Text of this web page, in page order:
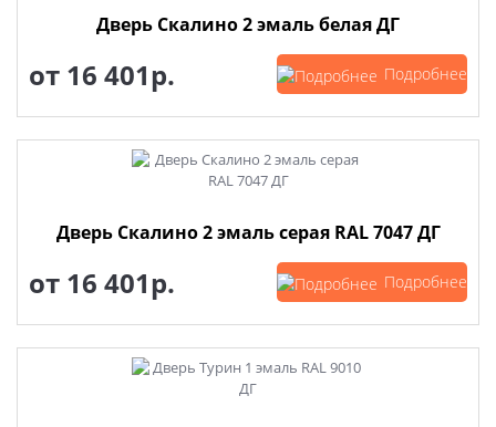
Дверь Скалино 2 эмаль белая ДГ
от 16 401р. Подробнее
Дверь Скалино 2 эмаль серая RAL 7047 ДГ
от 16 401р. Подробнее